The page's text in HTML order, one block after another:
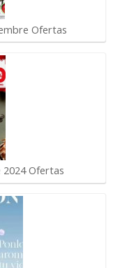
Ofertas
Ofertas